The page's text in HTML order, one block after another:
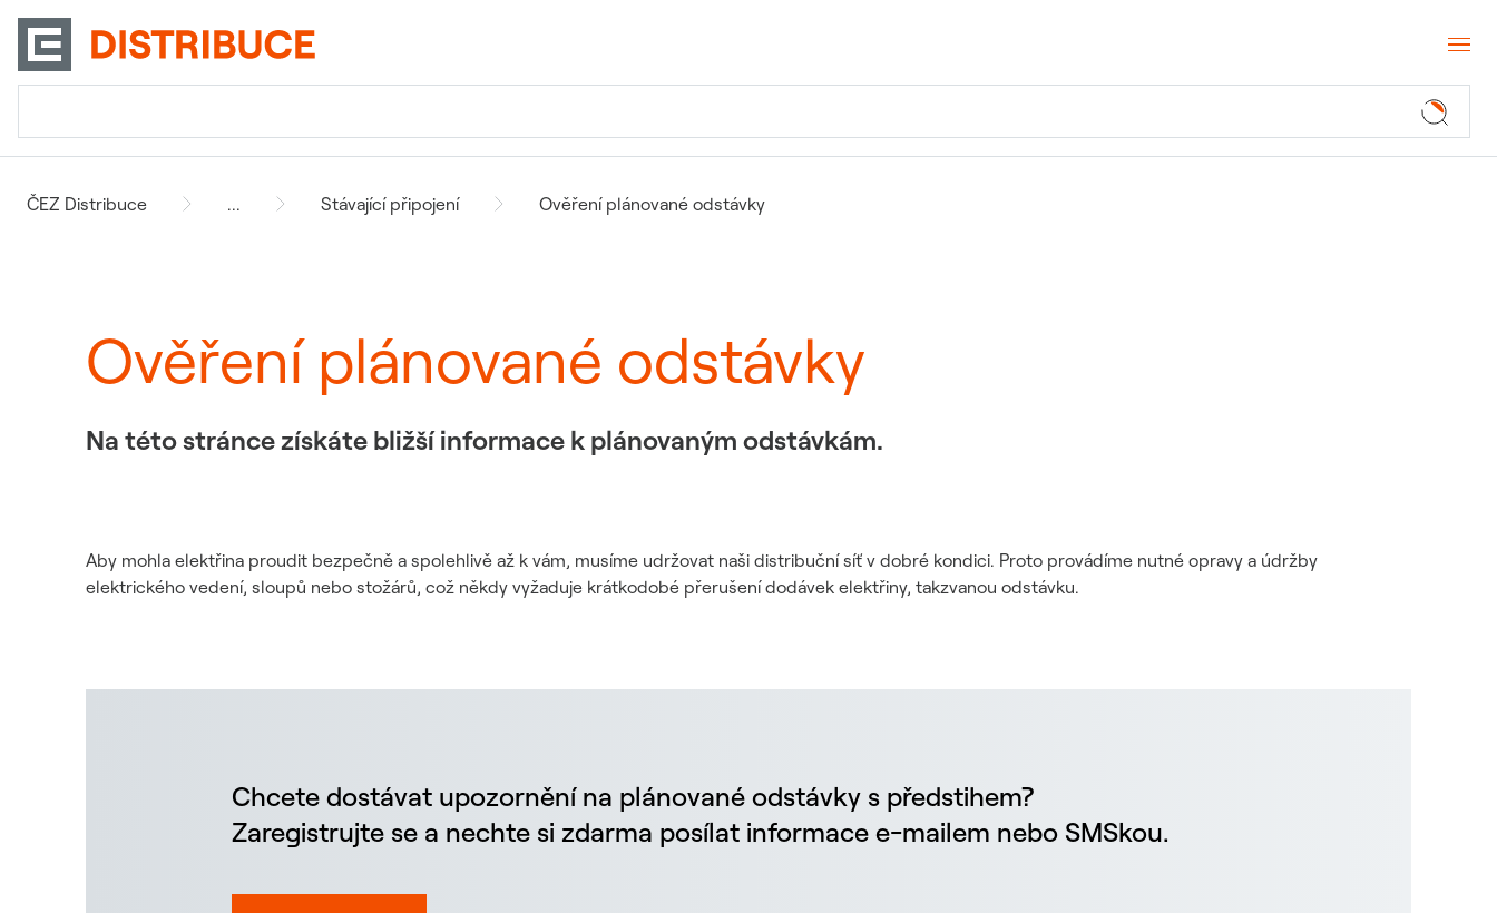
ČEZ Distribuce ... Stávající připojení Ověření plánované odstávky
Ověření plánované odstávky
Na této stránce získáte bližší informace k plánovaným odstávkám.
Aby mohla elektřina proudit bezpečně a spolehlivě až k vám, musíme udržovat naši distribuční síť v dobré kondici. Proto provádíme nutné opravy a údržby
elektrického vedení, sloupů nebo stožárů, což někdy vyžaduje krátkodobé přerušení dodávek elektřiny, takzvanou odstávku.
Chcete dostávat upozornění na plánované odstávky s předstihem?
Zaregistrujte se a nechte si zdarma posílat informace e-mailem nebo SMSkou.